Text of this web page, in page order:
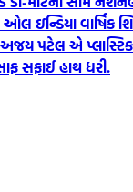
ઇન્ડિયા વાર્ષિક
પટેલ એ
સફાઈ હાથ ધરી.